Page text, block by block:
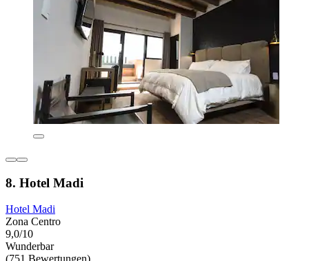
8. Hotel Madi
Hotel Madi
Zona Centro
9,0/10
Wunderbar